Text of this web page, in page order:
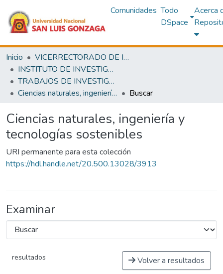
Comunidades Todo
DSpace
Acerca
Inicio
VICERRECTORADO DE INVESTIGACIÓN
INSTITUTO DE INVESTIGACIÓN
TRABAJOS DE INVESTIGACIÓN
Ciencias naturales, ingeniería y tecnologías sostenibles
Buscar
Ciencias naturales, ingeniería y
tecnologías sostenibles
URI permanente para esta colección
https://hdl.handle.net/20.500.13028/3913
Examinar
resultados Volver a resultados